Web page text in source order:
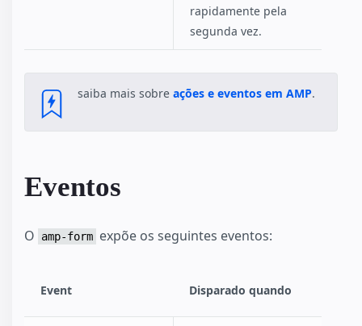
rapidamente pela
segunda vez.
saiba mais sobre ações e eventos em AMP.
Eventos
O amp-form expõe os seguintes eventos:
Event Disparado quando